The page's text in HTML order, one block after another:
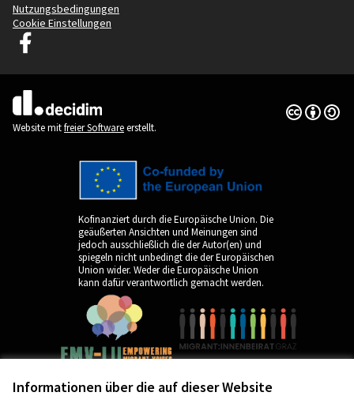
Informationen über die auf dieser Website
Nutzungsbedingungen
Cookie Einstellungen
Graz Gemeinsam Gestalten auf Facebook
(Externer Link)
Website mitfreier Softwareerstellt.
Creative
(Externer
Kofinanziert durch die Europäische Union. Die
geäußerten Ansichten und Meinungen sind
jedoch ausschließlich die der Autor(en) und
spiegeln nicht unbedingt die der Europäischen
Union wider. Weder die Europäische Union
kann dafür verantwortlich gemacht werden.